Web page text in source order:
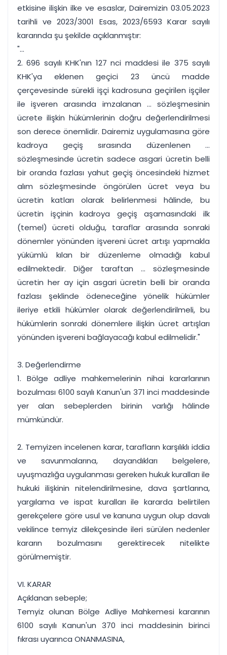
etkisine ilişkin ilke ve esaslar, Dairemizin 03.05.2023
tarihli ve 2023/3001 Esas, 2023/6593 Karar sayılı
kararında şu şekilde açıklanmıştır:
"...
2. 696 sayılı KHK'nın 127 nci maddesi ile 375 sayılı
KHK'ya eklenen geçici 23 üncü madde
çerçevesinde sürekli işçi kadrosuna geçirilen işçiler
ile işveren arasında imzalanan ... sözleşmesinin
ücrete ilişkin hükümlerinin doğru değerlendirilmesi
son derece önemlidir. Dairemiz uygulamasına göre
kadroya geçiş sırasında düzenlenen ...
sözleşmesinde ücretin sadece asgari ücretin belli
bir oranda fazlası yahut geçiş öncesindeki hizmet
alım sözleşmesinde öngörülen ücret veya bu
ücretin katları olarak belirlenmesi hâlinde, bu
ücretin işçinin kadroya geçiş aşamasındaki ilk
(temel) ücreti olduğu, taraflar arasında sonraki
dönemler yönünden işvereni ücret artışı yapmakla
yükümlü kılan bir düzenleme olmadığı kabul
edilmektedir. Diğer taraftan ... sözleşmesinde
ücretin her ay için asgari ücretin belli bir oranda
fazlası şeklinde ödeneceğine yönelik hükümler
ileriye etkili hükümler olarak değerlendirilmeli, bu
hükümlerin sonraki dönemlere ilişkin ücret artışları
yönünden işvereni bağlayacağı kabul edilmelidir."
3. Değerlendirme
1. Bölge adliye mahkemelerinin nihai kararlarının
bozulması 6100 sayılı Kanun'un 371 inci maddesinde
yer alan sebeplerden birinin varlığı hâlinde
mümkündür.
2. Temyizen incelenen karar, tarafların karşılıklı iddia
ve savunmalarına, dayandıkları belgelere,
uyuşmazlığa uygulanması gereken hukuk kuralları ile
hukuki ilişkinin nitelendirilmesine, dava şartlarına,
yargılama ve ispat kuralları ile kararda belirtilen
gerekçelere göre usul ve kanuna uygun olup davalı
vekilince temyiz dilekçesinde ileri sürülen nedenler
kararın bozulmasını gerektirecek nitelikte
görülmemiştir.
VI. KARAR
Açıklanan sebeple;
Temyiz olunan Bölge Adliye Mahkemesi kararının
6100 sayılı Kanun'un 370 inci maddesinin birinci
fıkrası uyarınca ONANMASINA,